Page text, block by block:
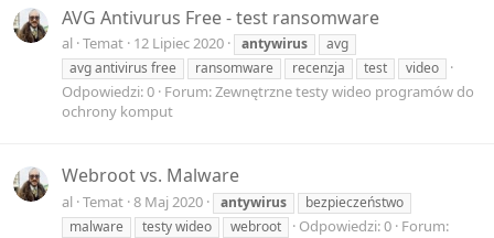
AVG Antivurus Free - test ransomware
al Temat 12 Lipiec 2020 antywirus
avg
avg antivirus free
ransomware recenzja test video
Odpowiedzi: 0 Forum:Zewnętrzne testy wideo programów do
ochrony komput
Webroot vs. Malware
al Temat 8 Maj 2020 antywirus
bezpieczeństwo
malware
testy wideo webroot Odpowiedzi: 0 Forum: